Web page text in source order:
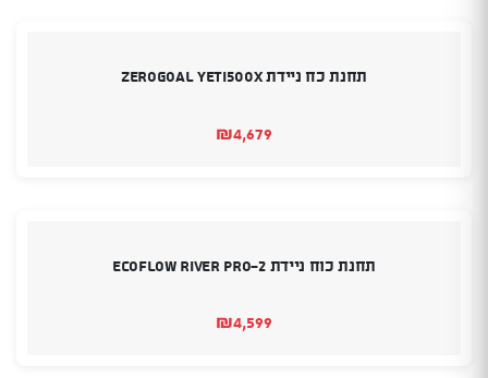
תחנת כח ניידת ZEROGOAL YETI500X
₪4,679
תחנת כוח ניידת ECOFLOW RIVER PRO-2
₪4,599